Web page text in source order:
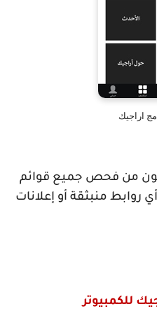
اراجيك
من فحص جميع قوائم
روابط منبثقة أو إعلانات
للكمبيوتر